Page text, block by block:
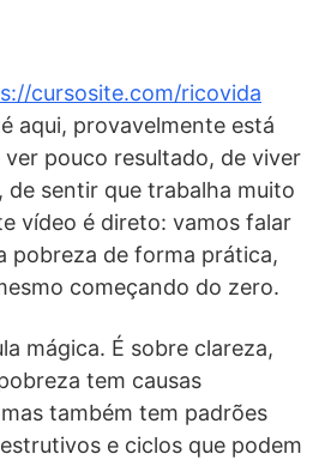
cursosite.com/ricovida
aqui, provavelmente está
pouco resultado, de viver
de sentir que trabalha muito
vídeo é direto: vamos falar
pobreza de forma prática,
começando do zero.
mágica. É sobre clareza,
tem causas
também tem padrões
e ciclos que podem